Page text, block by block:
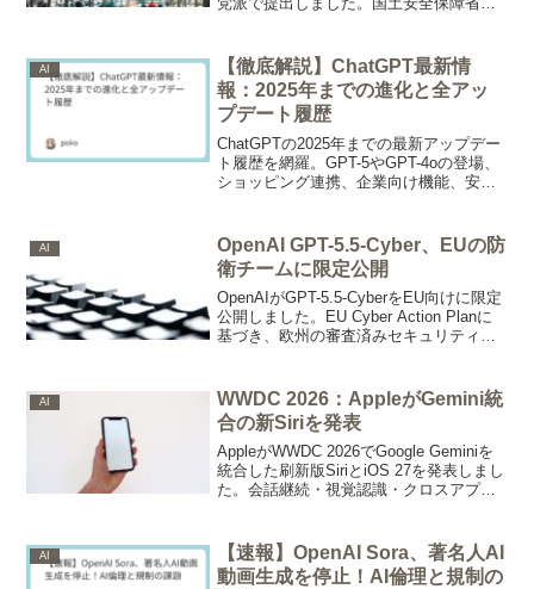
す。
AI
【徹底解説】ChatGPT最新情
報：2025年までの進化と全アッ
プデート履歴
ChatGPTの2025年までの最新アップデー
ト履歴を網羅。GPT-5やGPT-4oの登場、
ショッピング連携、企業向け機能、安全
AI
OpenAI GPT-5.5-Cyber、EUの防
衛チームに限定公開
OpenAIがGPT-5.5-CyberをEU向けに限定
公開しました。EU Cyber Action Planに
基づき、欧州の審査済みセキュリティチ
AI
WWDC 2026：AppleがGemini統
合の新Siriを発表
AppleがWWDC 2026でGoogle Geminiを
統合した刷新版SiriとiOS 27を発表しまし
た。会話継続・視覚認識・クロスアプリ
を採用。Shortcutsの自然言語対応は開発
者の自動化設計にも直接影響します。
AI
【速報】OpenAI Sora、著名人AI
動画生成を停止！AI倫理と規制の